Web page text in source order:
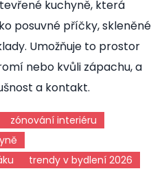
kuchyně, která
posuvné příčky, skleněné
Umožňuje to prostor
nebo kvůli zápachu, a
a kontakt.
zónování interiéru
trendy v bydlení 2026